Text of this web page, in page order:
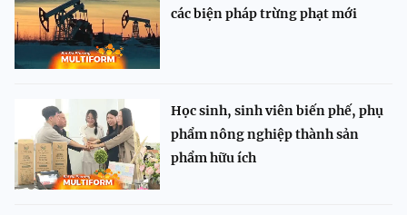
các biện pháp trừng phạt mới
Học sinh, sinh viên biến phế, phụ
phẩm nông nghiệp thành sản
phẩm hữu ích